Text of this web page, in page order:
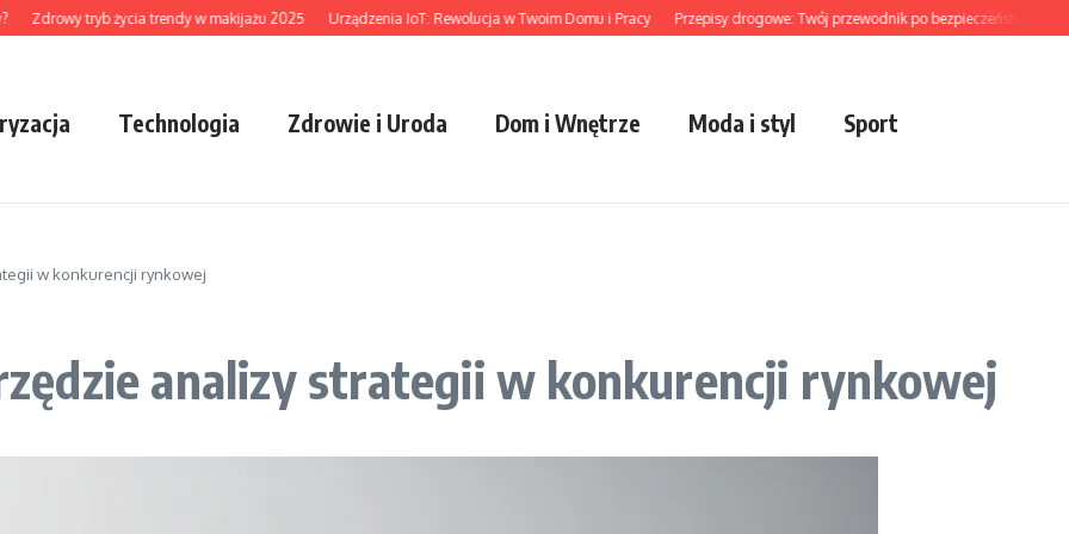
tryb życia trendy w makijażu 2025 Urządzenia IoT: Rewolucja w Twoim Domu i Pracy Przepisy drogowe: Twój przewodnik po bezpieczeństwie
Technologia Zdrowie i Uroda Dom i Wnętrze Moda i styl Sport
w konkurencji rynkowej
analizy strategii w konkurencji rynkowej